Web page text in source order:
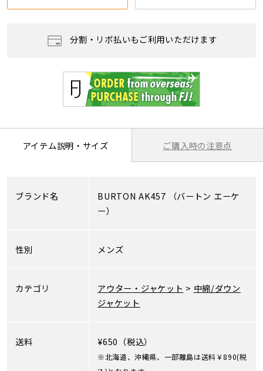
分割・リボ払いもご利用いただけます
アイテム説明・サイズ ご購入時の注意点
ブランド名 BURTON AK457 （バートン エーケ
ー）
性別 メンズ
カテゴリ アウター・ジャケット > 中綿/ダウン
ジャケット
送料 ¥650（税込）
※北海道、沖縄県、一部離島は送料￥890(税